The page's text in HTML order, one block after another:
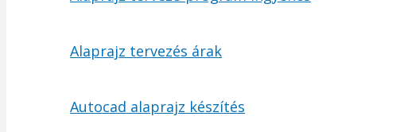
Alaprajz tervezés árak
Autocad alaprajz készítés